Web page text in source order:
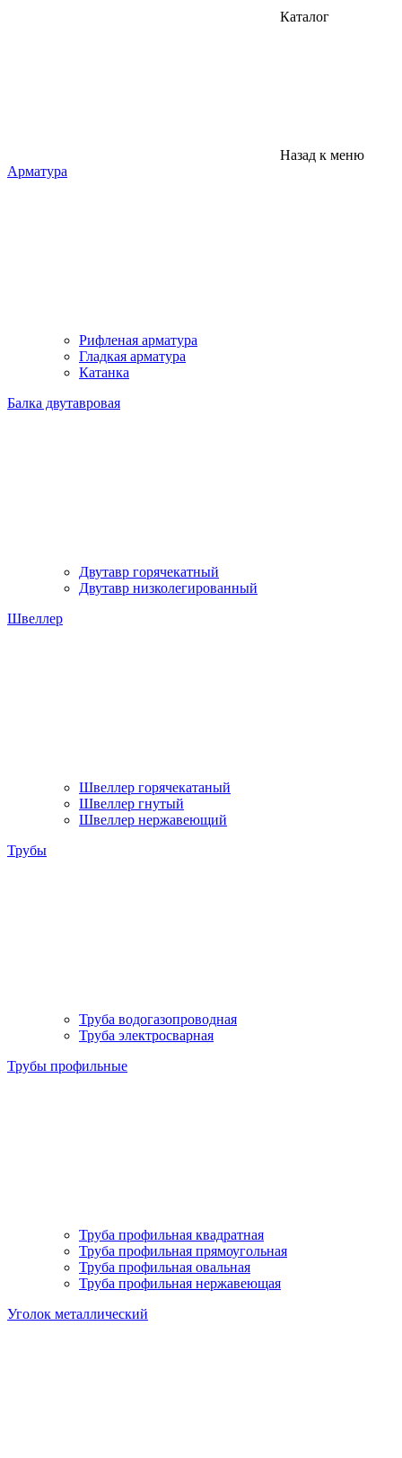
Каталог
Назад к меню
Арматура
Рифленая арматура
Гладкая арматура
Катанка
Балка двутавровая
Двутавр горячекатный
Двутавр низколегированный
Швеллер
Швеллер горячекатаный
Швеллер гнутый
Швеллер нержавеющий
Трубы
Труба водогазопроводная
Труба электросварная
Трубы профильные
Труба профильная квадратная
Труба профильная прямоугольная
Труба профильная овальная
Труба профильная нержавеющая
Уголок металлический